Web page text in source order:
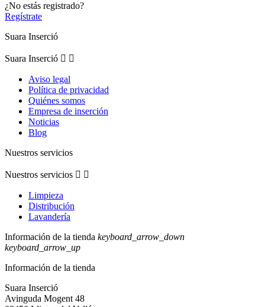
¿No estás registrado?
Regístrate
Suara Inserció
Suara Inserció  
Aviso legal
Política de privacidad
Quiénes somos
Empresa de inserción
Noticias
Blog
Nuestros servicios
Nuestros servicios  
Limpieza
Distribución
Lavandería
Información de la tienda keyboard_arrow_down
keyboard_arrow_up
Información de la tienda
Suara Inserció
Avinguda Mogent 48